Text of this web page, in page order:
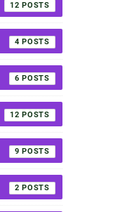
12
4
6
12
9
2